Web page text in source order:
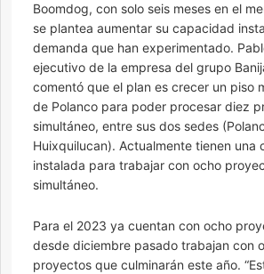
Boomdog, con solo seis meses en el
se plantea aumentar su capacidad
demanda que han experimentado.
ejecutivo de la empresa del grupo
comentó que el plan es crecer un piso
de Polanco para poder procesar diez
simultáneo, entre sus dos sedes
Huixquilucan). Actualmente tienen una
instalada para trabajar con ocho
simultáneo.
Para el 2023 ya cuentan con ocho
desde diciembre pasado trabajan con
proyectos que culminarán este año.